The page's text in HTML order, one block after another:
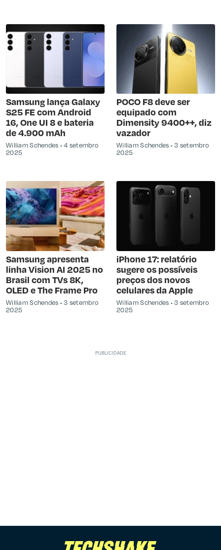
Samsung lança Galaxy
S25 FE com Android
16, One UI 8 e bateria
de 4.900 mAh
William Schendes
4 setembro
2025
POCO F8 deve ser
equipado com
Dimensity 9400++, diz
vazador
William Schendes
3 setembro
2025
Samsung apresenta
linha Vision AI 2025 no
Brasil com TVs 8K,
OLED e The Frame Pro
William Schendes
3 setembro
2025
iPhone 17: relatório
sugere os possíveis
preços dos novos
celulares da Apple
William Schendes
3 setembro
2025